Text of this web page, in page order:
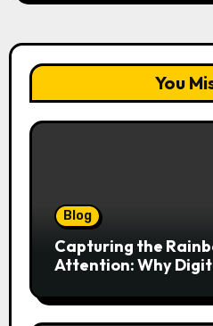
You
Blog
Capturing the
Attention: Why